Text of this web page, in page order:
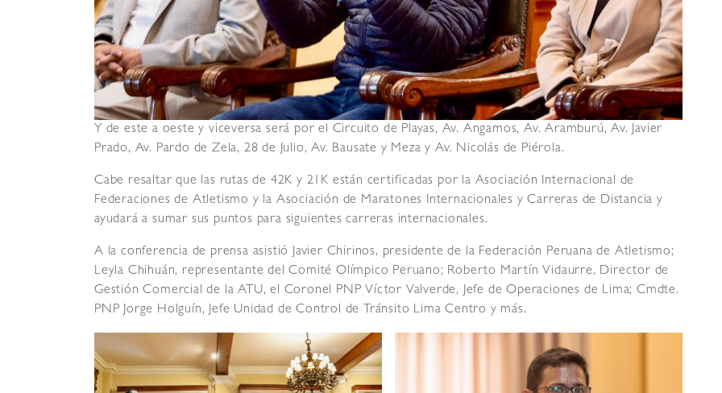
Y de este a oeste y viceversa será por el Circuito de Playas, Av. Angamos, Av. Aramburú, Av. Javier
Prado, Av. Pardo de Zela, 28 de Julio, Av. Bausate y Meza y Av. Nicolás de Piérola.
Cabe resaltar que las rutas de 42K y 21K están certificadas por la Asociación Internacional de
Federaciones de Atletismo y la Asociación de Maratones Internacionales y Carreras de Distancia y
ayudará a sumar sus puntos para siguientes carreras internacionales.
A la conferencia de prensa asistió Javier Chirinos, presidente de la Federación Peruana de Atletismo;
Leyla Chihuán, representante del Comité Olímpico Peruano; Roberto Martín Vidaurre, Director de
Gestión Comercial de la ATU, el Coronel PNP Víctor Valverde, Jefe de Operaciones de Lima; Cmdte.
PNP Jorge Holguín, Jefe Unidad de Control de Tránsito Lima Centro y más.